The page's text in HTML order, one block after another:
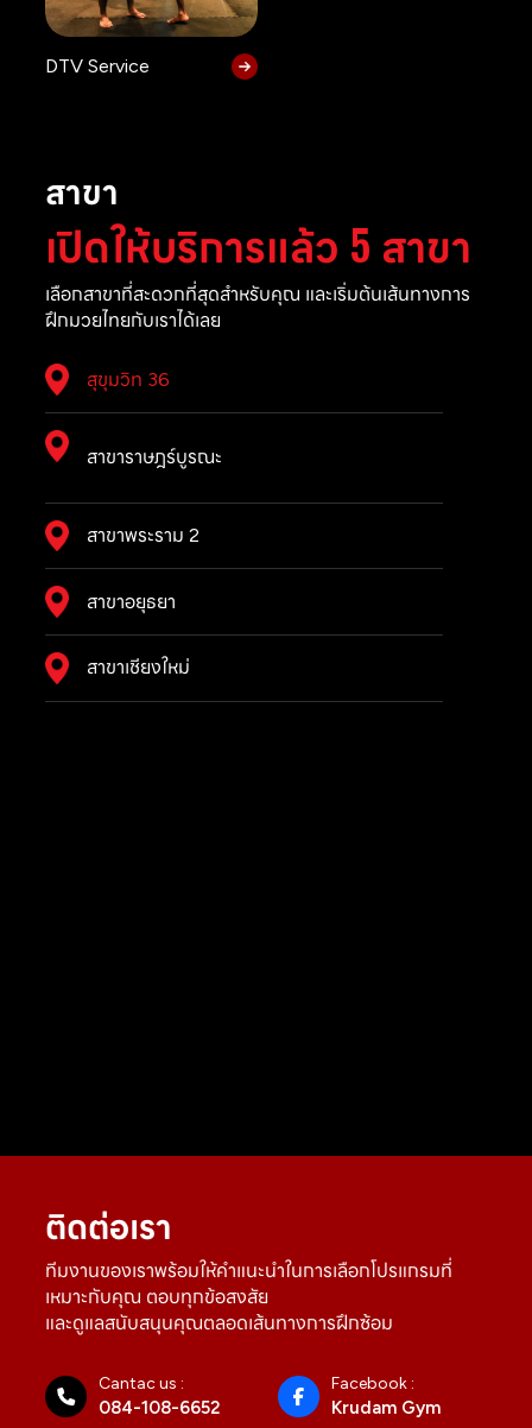
DTV Service
สาขา
เปิดให้บริการแล้ว 5 สาขา
เลือกสาขาที่สะดวกที่สุดสำหรับคุณ และเริ่มต้นเส้นทางการ
ฝึกมวยไทยกับเราได้เลย
สุขุมวิท 36
สาขาราษฎร์บูรณะ
สาขาพระราม 2
สาขาอยุธยา
สาขาเชียงใหม่
ติดต่อเรา
ทีมงานของเราพร้อมให้คำแนะนำในการเลือกโปรแกรมที่
เหมาะกับคุณ ตอบทุกข้อสงสัย
และดูแลสนับสนุนคุณตลอดเส้นทางการฝึกซ้อม
Cantac us :
084-108-6652
Facebook :
Krudam Gym